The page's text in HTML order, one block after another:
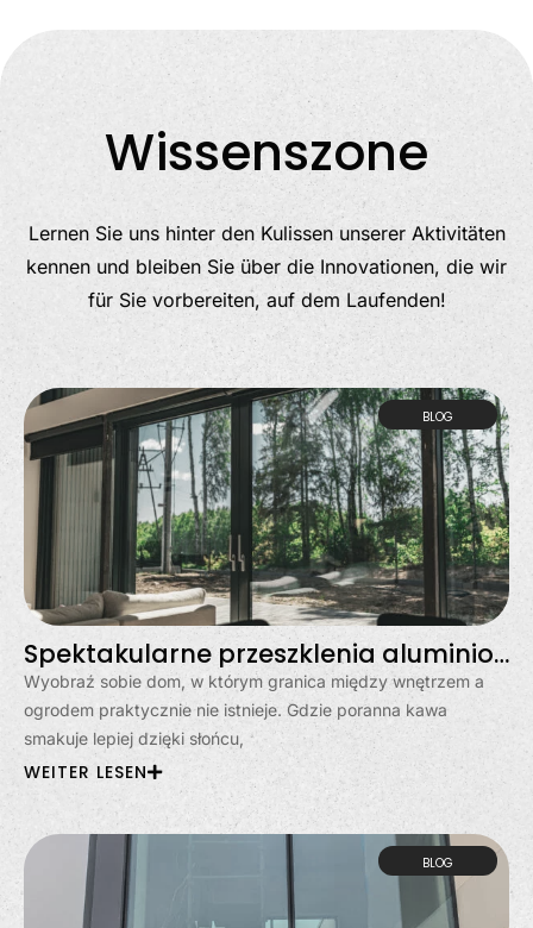
Wissenszone
Lernen Sie uns hinter den Kulissen unserer Aktivitäten
kennen und bleiben Sie über die Innovationen, die wir
für Sie vorbereiten, auf dem Laufenden!
BLOG
Spektakularne przeszklenia aluminiowe w Gdyni – dom otwarty na świat
Wyobraź sobie dom, w którym granica między wnętrzem a
ogrodem praktycznie nie istnieje. Gdzie poranna kawa
smakuje lepiej dzięki słońcu,
WEITER LESEN
BLOG